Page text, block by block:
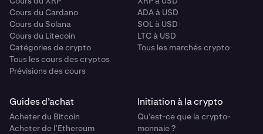
Cours du Cardano
Cours du Solana
Cours du Litecoin
Catégories de crypto
Tous les cours des cryptos
Prévisions des cours
ADA à USD
SOL à USD
LTC à USD
Tous les marchés crypto
Guides d’achat
Acheter du Bitcoin
Acheter de l’Ethereum
Initiation à la crypto
Qu’est-ce que la crypto-
monnaie ?